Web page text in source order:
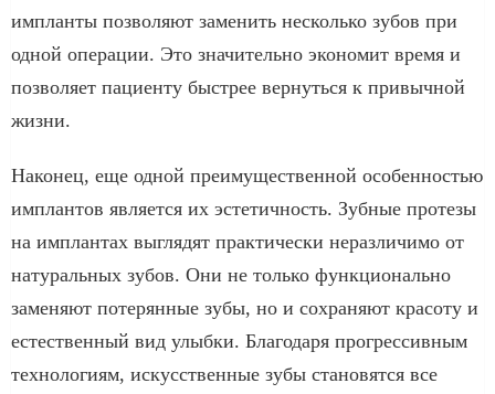
импланты позволяют заменить несколько зубов при
одной операции. Это значительно экономит время и
позволяет пациенту быстрее вернуться к привычной
жизни.
Наконец, еще одной преимущественной особенностью
имплантов является их эстетичность. Зубные протезы
на имплантах выглядят практически неразличимо от
натуральных зубов. Они не только функционально
заменяют потерянные зубы, но и сохраняют красоту и
естественный вид улыбки. Благодаря прогрессивным
технологиям, искусственные зубы становятся все